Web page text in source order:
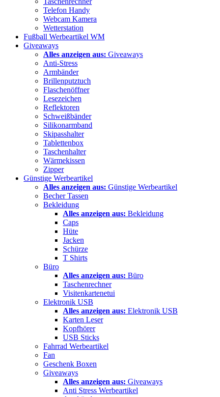
Telefon Handy
Webcam Kamera
Wetterstation
Fußball Werbeartikel WM
Giveaways
Alles anzeigen aus: Giveaways
Anti-Stress
Armbänder
Brillenputztuch
Flaschenöffner
Lesezeichen
Reflektoren
Schweißbänder
Silikonarmband
Skipasshalter
Tablettenbox
Taschenhalter
Wärmekissen
Zipper
Günstige Werbeartikel
Alles anzeigen aus: Günstige Werbeartikel
Becher Tassen
Bekleidung
Alles anzeigen aus: Bekleidung
Caps
Hüte
Jacken
Schürze
T Shirts
Büro
Alles anzeigen aus: Büro
Taschenrechner
Visitenkartenetui
Elektronik USB
Alles anzeigen aus: Elektronik USB
Karten Leser
Kopfhörer
USB Sticks
Fahrrad Werbeartikel
Fan
Geschenk Boxen
Giveaways
Alles anzeigen aus: Giveaways
Anti Stress Werbeartikel